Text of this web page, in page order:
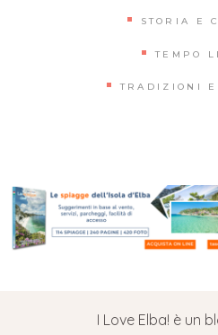
STORIA E
TEMPO
TRADIZIONI E
I Love Elba! è un